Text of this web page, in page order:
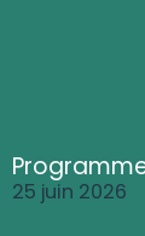
25 juin 2026